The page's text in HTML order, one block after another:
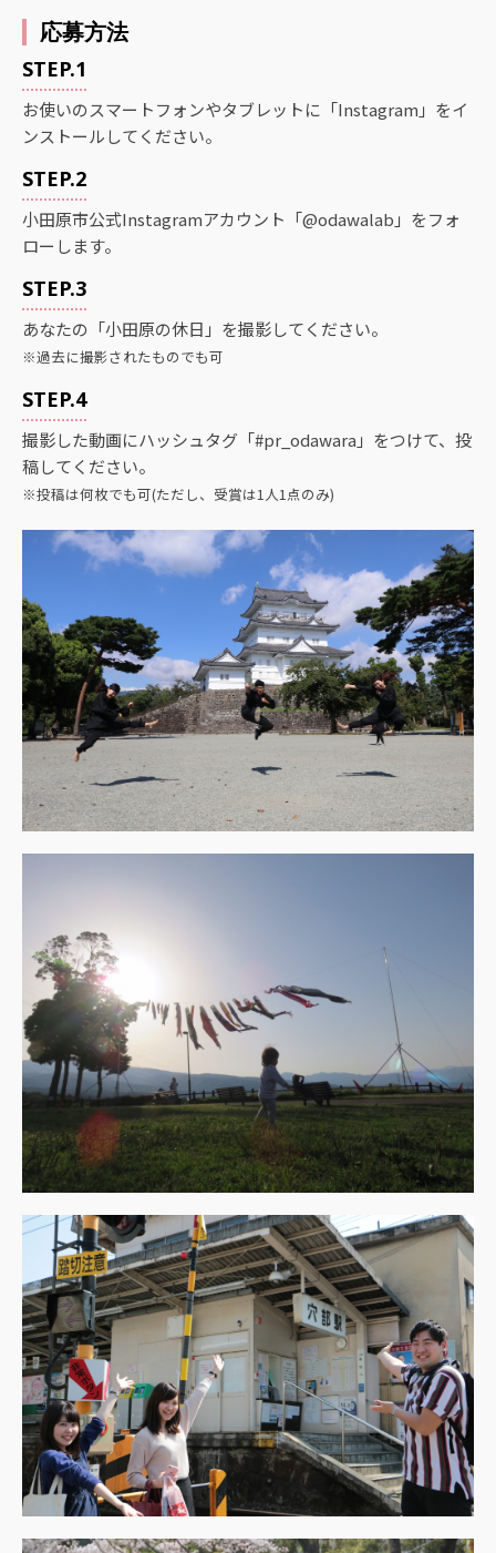
応募方法
STEP.1
お使いのスマートフォンやタブレットに「Instagram」をイ
ンストールしてください。
STEP.2
小田原市公式Instagramアカウント「@odawalab」をフォ
ローします。
STEP.3
あなたの「小田原の休日」を撮影してください。
※過去に撮影されたものでも可
STEP.4
撮影した動画にハッシュタグ「#pr_odawara」をつけて、投
稿してください。
※投稿は何枚でも可(ただし、受賞は1人1点のみ)